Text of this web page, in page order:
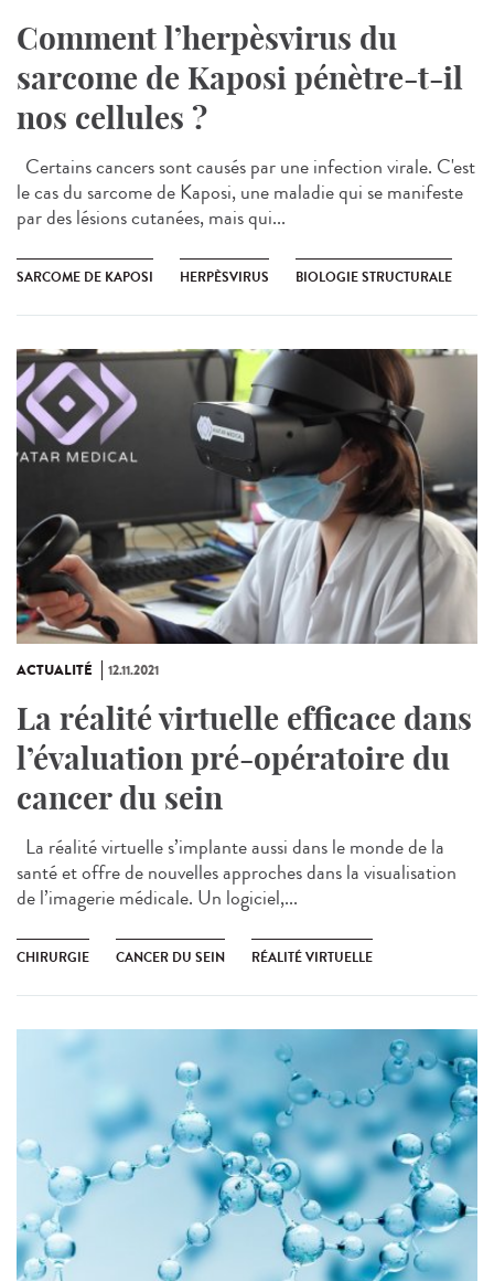
Comment l’herpèsvirus du
sarcome de Kaposi pénètre-t-il
nos cellules ?
Certains cancers sont causés par une infection virale. C'est
le cas du sarcome de Kaposi, une maladie qui se manifeste
par des lésions cutanées, mais qui...
SARCOME DE KAPOSI HERPÈSVIRUS BIOLOGIE STRUCTURALE
ACTUALITÉ 12.11.2021
La réalité virtuelle efficace dans
l’évaluation pré-opératoire du
cancer du sein
La réalité virtuelle s’implante aussi dans le monde de la
santé et offre de nouvelles approches dans la visualisation
de l’imagerie médicale. Un logiciel,...
CHIRURGIE CANCER DU SEIN RÉALITÉ VIRTUELLE